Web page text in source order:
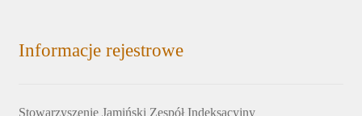
Informacje rejestrowe
Stowarzyszenie Jamiński Zespół Indeksacyjny